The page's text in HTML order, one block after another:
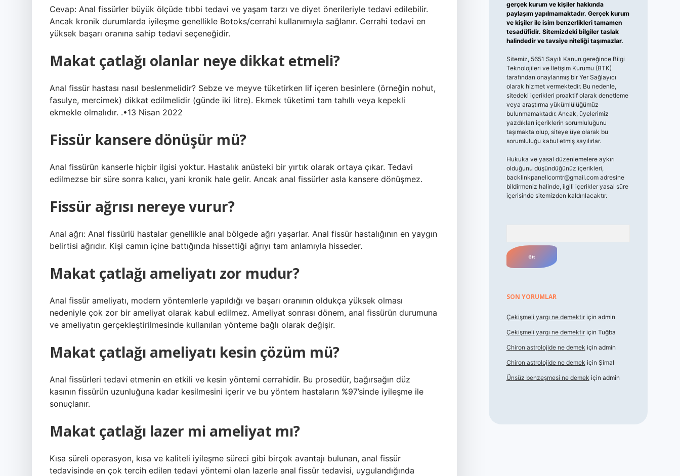
Cevap: Anal fissürler büyük ölçüde tıbbi tedavi ve yaşam tarzı ve diyet önerileriyle tedavi edilebilir.
Ancak kronik durumlarda iyileşme genellikle Botoks/cerrahi kullanımıyla sağlanır. Cerrahi tedavi en
yüksek başarı oranına sahip tedavi seçeneğidir.
Makat çatlağı olanlar neye dikkat etmeli?
Anal fissür hastası nasıl beslenmelidir? Sebze ve meyve tüketirken lif içeren besinlere (örneğin nohut,
fasulye, mercimek) dikkat edilmelidir (günde iki litre). Ekmek tüketimi tam tahıllı veya kepekli
ekmekle olmalıdır. .•13 Nisan 2022
Fissür kansere dönüşür mü?
Anal fissürün kanserle hiçbir ilgisi yoktur. Hastalık anüsteki bir yırtık olarak ortaya çıkar. Tedavi
edilmezse bir süre sonra kalıcı, yani kronik hale gelir. Ancak anal fissürler asla kansere dönüşmez.
Fissür ağrısı nereye vurur?
Anal ağrı: Anal fissürlü hastalar genellikle anal bölgede ağrı yaşarlar. Anal fissür hastalığının en yaygın
belirtisi ağrıdır. Kişi camın içine battığında hissettiği ağrıyı tam anlamıyla hisseder.
Makat çatlağı ameliyatı zor mudur?
Anal fissür ameliyatı, modern yöntemlerle yapıldığı ve başarı oranının oldukça yüksek olması
nedeniyle çok zor bir ameliyat olarak kabul edilmez. Ameliyat sonrası dönem, anal fissürün durumuna
ve ameliyatın gerçekleştirilmesinde kullanılan yönteme bağlı olarak değişir.
Makat çatlağı ameliyatı kesin çözüm mü?
Anal fissürleri tedavi etmenin en etkili ve kesin yöntemi cerrahidir. Bu prosedür, bağırsağın düz
kasının fissürün uzunluğuna kadar kesilmesini içerir ve bu yöntem hastaların %97’sinde iyileşme ile
sonuçlanır.
Makat çatlağı lazer mi ameliyat mı?
Kısa süreli operasyon, kısa ve kaliteli iyileşme süreci gibi birçok avantajı bulunan, anal fissür
tedavisinde en çok tercih edilen tedavi yöntemi olan lazerle anal fissür tedavisi, uygulandığında
gerçek kurum ve kişiler hakkında
paylaşım yapılmamaktadır. Gerçek kurum
ve kişiler ile isim benzerlikleri tamamen
tesadüfidir. Sitemizdeki bilgiler taslak
halindedir ve tavsiye niteliği taşımazlar.
Sitemiz, 5651 Sayılı Kanun gereğince Bilgi
Teknolojileri ve İletişim Kurumu (BTK)
tarafından onaylanmış bir Yer Sağlayıcı
olarak hizmet vermektedir. Bu nedenle,
sitedeki içerikleri proaktif olarak denetleme
veya araştırma yükümlülüğümüz
bulunmamaktadır. Ancak, üyelerimiz
yazdıkları içeriklerin sorumluluğunu
taşımakta olup, siteye üye olarak bu
sorumluluğu kabul etmiş sayılırlar.
Hukuka ve yasal düzenlemelere aykırı
olduğunu düşündüğünüz içerikleri,
backlinkpanelicomtr@gmail.comadresine
bildirmeniz halinde, ilgili içerikler yasal süre
içerisinde sitemizden kaldırılacaktır.
SON YORUMLAR
Çekişmeli yargı ne demektiriçin admin
Çekişmeli yargı ne demektiriçin Tuğba
Chiron astrolojide ne demek için admin
Chiron astrolojide ne demek için Şimal
Ünsüz benzeşmesi ne demek için admin